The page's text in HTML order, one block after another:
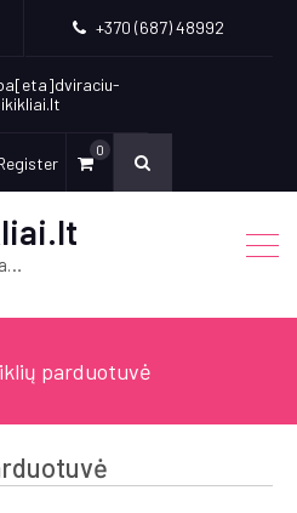
+370 (687) 48992
0
parduotuvė